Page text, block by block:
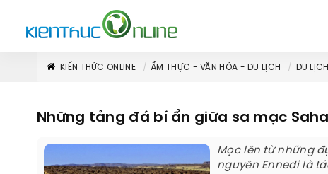
KIẾN THỨC ONLINE ẨM THỰC - VĂN HÓA - DU LỊCH DU LỊCH
Những tảng đá bí ẩn giữa sa mạc
Mọc lên từ những
nguyên Ennedi là